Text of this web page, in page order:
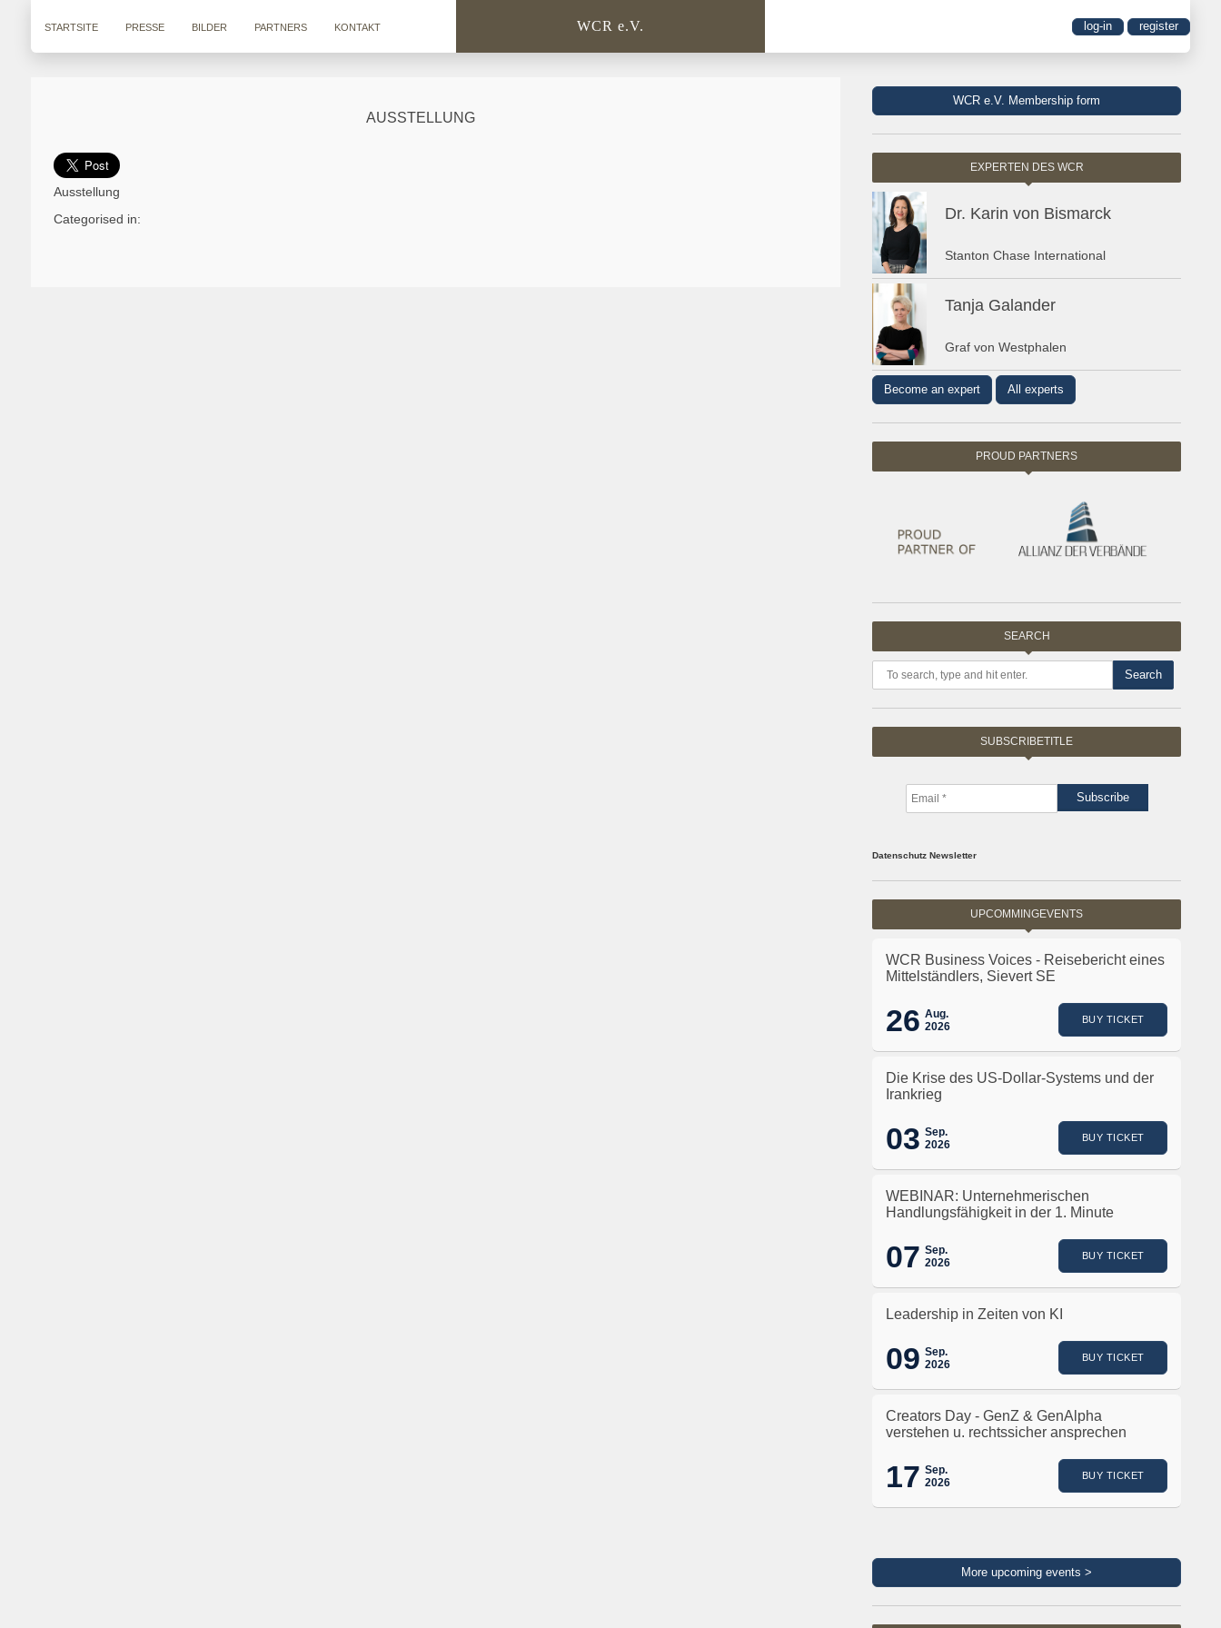
STARTSITE PRESSE BILDER PARTNERS KONTAKT WCR e.V. log-in register
AUSSTELLUNG
Ausstellung
Categorised in:
WCR e.V. Membership form
EXPERTEN DES WCR
Dr. Karin von Bismarck
Stanton Chase International
Tanja Galander
Graf von Westphalen
Become an expert All experts
PROUD PARTNERS
SEARCH
Search
SUBSCRIBETITLE
Datenschutz Newsletter
UPCOMMINGEVENTS
WCR Business Voices - Reisebericht eines
Mittelständlers, Sievert SE
26 Aug.
2026
BUY TICKET
Die Krise des US-Dollar-Systems und der
Irankrieg
03 Sep.
2026
BUY TICKET
WEBINAR: Unternehmerischen
Handlungsfähigkeit in der 1. Minute
07 Sep.
2026
BUY TICKET
Leadership in Zeiten von KI
09 Sep.
2026
BUY TICKET
Creators Day - GenZ & GenAlpha
verstehen u. rechtssicher ansprechen
17 Sep.
2026
BUY TICKET
More upcoming events >